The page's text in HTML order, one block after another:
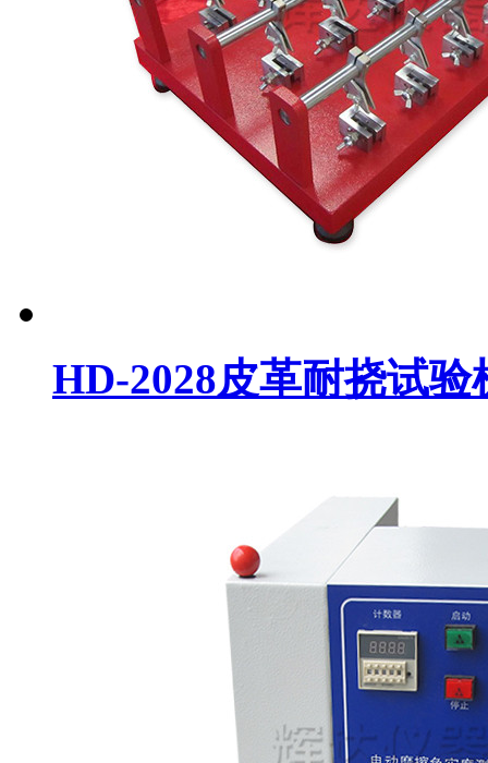
HD-2028皮革耐挠试验